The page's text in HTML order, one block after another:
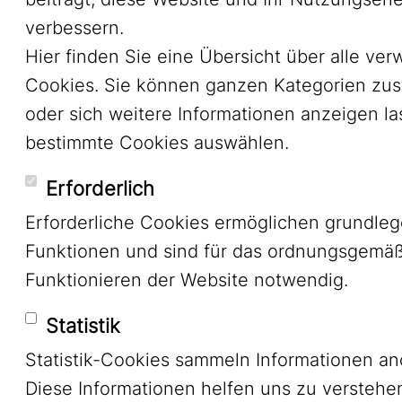
verbessern.
Hier finden Sie eine Übersicht über alle
Cookies. Sie können ganzen Kategorien
oder sich weitere Informationen anzeigen
bestimmte Cookies auswählen.
Erforderlich
Erforderliche Cookies ermöglichen
Funktionen und sind für das
Funktionieren der Website notwendig.
Statistik
Statistik-Cookies sammeln Informationen
Diese Informationen helfen uns zu